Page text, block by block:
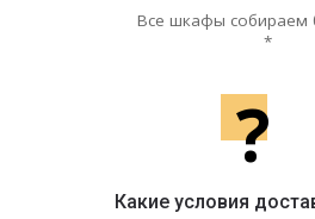
Все шкафы собираем
*
?
Какие условия